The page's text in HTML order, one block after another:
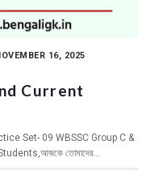
16, 2025
Current
Set- 09 WBSSC Group C &
তোমাদের...